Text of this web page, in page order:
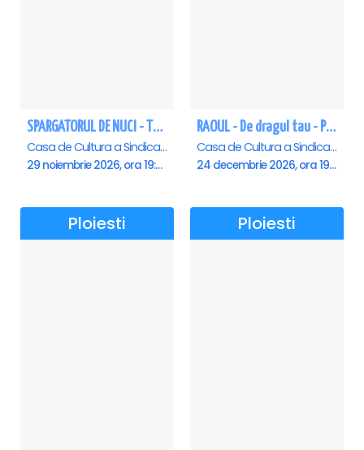
SPARGATORUL DE NUCI - Turneu National - Ploiesti
Casa de Cultura a Sindicatelor , Ploiesti
29 noiembrie 2026, ora 19:00
RAOUL - De dragul tau - Ploiesti
Casa de Cultura a Sindicatelor , Ploiesti
24 decembrie 2026, ora 19:00
Ploiesti Ploiesti